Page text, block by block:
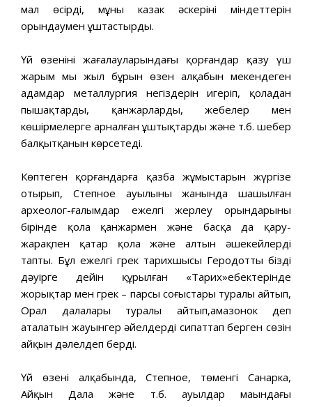
мал өсірді, мұны казак әскерінің міндеттерін
орындаумен ұштастырды.
Үй өзенінің жағалауларындағы қорғандар қазу үш
жарым мың жыл бұрын өзен алқабын мекендеген
адамдар металлургия негіздерін игеріп, қоладан
пышақтарды, қанжарларды, жебелер мен
көшірмелерге арналған ұштықтарды және т.б. шебер
балқытқанын көрсетеді.
Көптеген қорғандарға қазба жұмыстарын жүргізе
отырып, Степное ауылының жанында шашылған
археолог-ғалымдар ежелгі жерлеу орындарының
бірінде қола қанжармен және басқа да қару-
жарақпен қатар қола және алтын әшекейлерді
тапты. Бұл ежелгі грек тарихшысы Геродоттың біздің
дәуірге дейін құрылған «Тарих»еңбектерінде
жорықтар мен грек – парсы соғыстары туралы айтып,
Орал далалары туралы айтып,амазонок деп
аталатын жауынгер әйелдерді сипаттап берген сөзін
айқын дәлелдеп берді.
Үй өзені алқабында, Степное, төменгі Санарка,
Айқын Дала және т.б. ауылдар маңындағы